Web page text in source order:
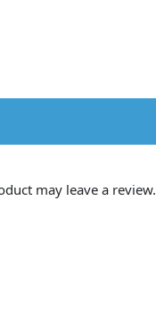
may leave a review.